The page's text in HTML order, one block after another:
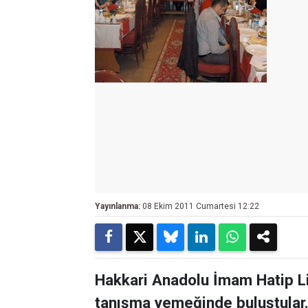
Yayınlanma: 08 Ekim 2011 Cumartesi 12:22
Hakkari Anadolu İmam Hatip
tanışma yemeğinde buluştular.